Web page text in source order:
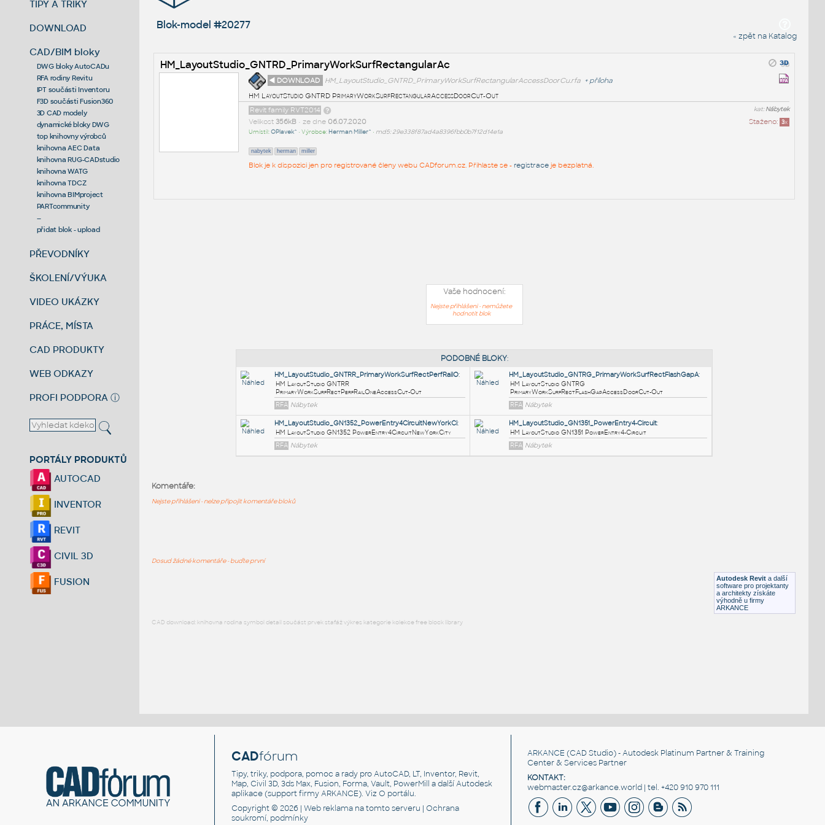
TIPY A TRIKY
DOWNLOAD
CAD/BIM bloky
DWG bloky AutoCADu
RFA rodiny Revitu
IPT součásti Inventoru
F3D součásti Fusion360
3D CAD modely
dynamické bloky DWG
top knihovny výrobců
knihovna AEC Data
knihovna RUG-CADstudio
knihovna WATG
knihovna TDCZ
knihovna BIMproject
PARTcommunity
--
přidat blok - upload
PŘEVODNÍKY
ŠKOLENÍ/VÝUKA
VIDEO UKÁZKY
PRÁCE, MÍSTA
CAD PRODUKTY
WEB ODKAZY
PROFI PODPORA ⓘ
PORTÁLY PRODUKTŮ
AUTOCAD
INVENTOR
REVIT
CIVIL 3D
FUSION
Blok-model #20277
« zpět na Katalog
HM_LayoutStudio_GNTRD_PrimaryWorkSurfRectangularAc
◄ DOWNLOAD HM_LayoutStudio_GNTRD_PrimaryWorkSurfRectangularAccessDoorCu.rfa + příloha
HM LayoutStudio GNTRD PrimaryWorkSurfRectangularAccessDoorCut-Out
kat:Nábytek
Revit family RVT2014
Staženo: 3x
Velikost 356kB• ze dne 06.07.2020
Umístil:OPlavek^ • Výrobce: Herman Miller^ • md5: 29e338f87ad4a8396fbb0b7f12d14e1a
nabytek herman miller
Blok je k dispozici jen pro registrované členy webu CADforum.cz. Přihlaste se - registraceje bezplatná.
Vaše hodnocení:
Nejste přihlášeni - nemůžete
hodnotit blok
Autodesk Revit a další
software pro projektanty
a architekty získáte
výhodně u firmy
ARKANCE
Komentáře:
Nejste přihlášeni - nelze připojit komentáře bloků
Dosud žádné komentáře - buďte první
CAD download: knihovna rodina symbol detail součást prvek stafáž výkres kategorie kolekce free block library
CADfórum
Tipy, triky, podpora, pomoc a rady pro AutoCAD, LT, Inventor, Revit,
Map, Civil 3D, 3ds Max, Fusion, Forma, Vault, PowerMill a další Autodesk
aplikace (support firmy ARKANCE). VizO portálu.
Copyright © 2026 |Web reklama na tomto serveru |Ochrana
soukromí, podmínky
ARKANCE (CAD Studio) - Autodesk Platinum Partner & Training
Center & Services Partner
KONTAKT:
webmaster.cz@arkance.world | tel. +420 910 970 111